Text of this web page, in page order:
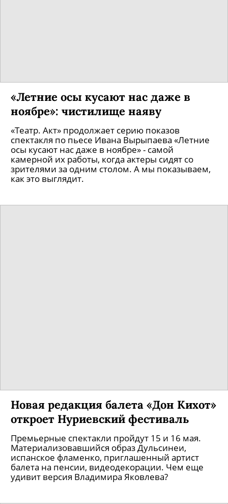
«Летние осы кусают нас даже в
ноябре»: чистилище наяву
«Театр. Акт» продолжает серию показов
спектакля по пьесе Ивана Вырыпаева «Летние
осы кусают нас даже в ноябре» - самой
камерной их работы, когда актеры сидят со
зрителями за одним столом. А мы показываем,
как это выглядит.
Новая редакция балета «Дон Кихот»
откроет Нуриевский фестиваль
Премьерные спектакли пройдут 15 и 16 мая.
Материализовавшийся образ Дульсинеи,
испанское фламенко, приглашенный артист
балета на пенсии, видеодекорации. Чем еще
удивит версия Владимира Яковлева?